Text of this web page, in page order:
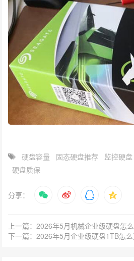
硬盘容量 固态硬盘推荐 监控硬盘
硬盘质保
分享：